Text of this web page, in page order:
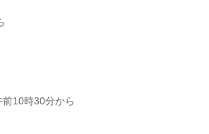
10時30分から